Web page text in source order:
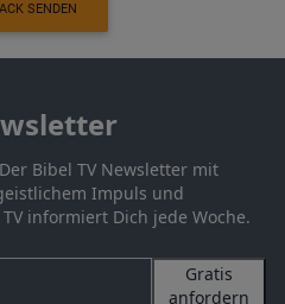
SENDEN
Bibel TV Newsletter mit
Impuls und
informiert Dich jede Woche.
Gratis
anfordern